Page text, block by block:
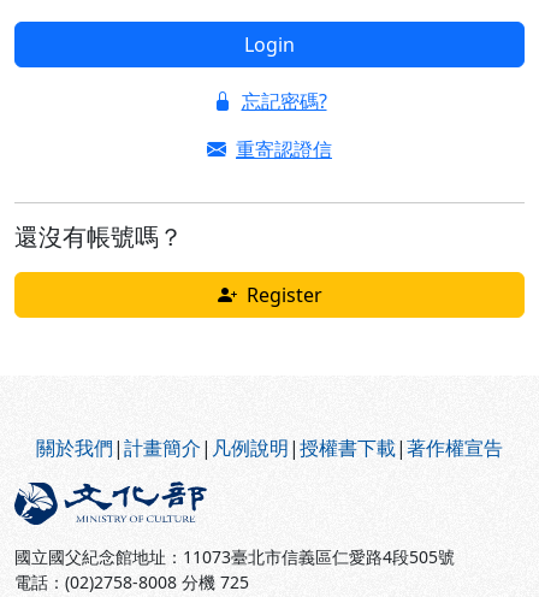
Login
忘記密碼?
重寄認證信
還沒有帳號嗎？
Register
關於我們|計畫簡介| 凡例說明|授權書下載|著作權宣告
國立國父紀念館地址：11073臺北市信義區仁愛路4段505號
電話：(02)2758-8008 分機 725